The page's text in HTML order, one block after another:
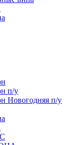
п/у
Новогодняя п/у